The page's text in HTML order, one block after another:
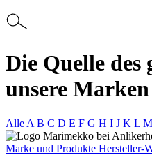
Die Quelle des
unsere Marken
Alle A B C D E F G H I J K L M
Marke und Produkte Hersteller-